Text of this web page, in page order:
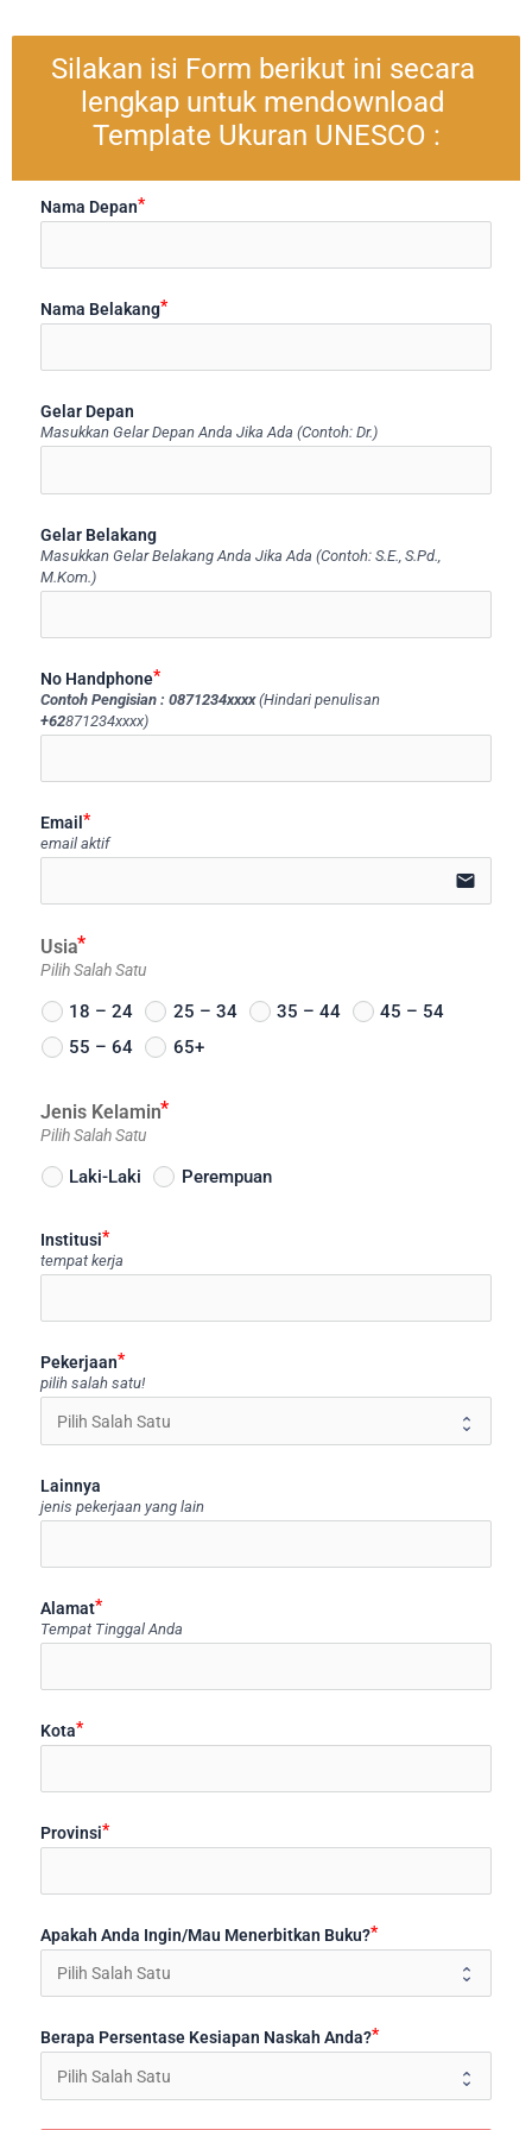
Silakan isi Form berikut ini secara
lengkap untuk mendownload
Template Ukuran UNESCO :
Nama Depan
Nama Belakang
Gelar Depan
Masukkan Gelar Depan Anda Jika Ada (Contoh: Dr.)
Gelar Belakang
Masukkan Gelar Belakang Anda Jika Ada (Contoh: S.E., S.Pd.,
M.Kom.)
No Handphone
Contoh Pengisian : 0871234xxxx(Hindari penulisan
+62871234xxxx)
Email
email aktif
email
Usia
Pilih Salah Satu
18 – 24 25 – 34 35 – 44
45 – 54
55 – 64
65+
Jenis Kelamin
Pilih Salah Satu
Laki-Laki Perempuan
Institusi
tempat kerja
Pekerjaan
pilih salah satu!
Lainnya
jenis pekerjaan yang lain
Alamat
Tempat Tinggal Anda
Kota
Provinsi
Apakah Anda Ingin/Mau Menerbitkan Buku?
Berapa Persentase Kesiapan Naskah Anda?